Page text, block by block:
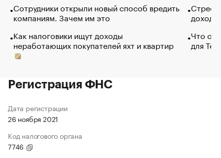
Сотрудники открыли новый способ вредить
компаниям. Зачем им это
Как налоговики ищут доходы
неработающих покупателей яхт и квартир
Что
для
Регистрация ФНС
Дата регистрации
26 ноября 2021
Код налогового органа
7746